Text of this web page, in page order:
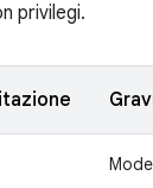
privilegi.